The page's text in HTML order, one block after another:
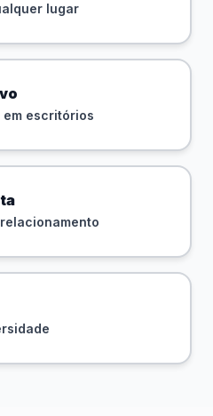
lugar
em escritórios